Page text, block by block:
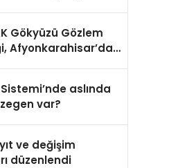
Gökyüzü Gözlem
Afyonkarahisar’da
aslında
var?
ve değişim
düzenlendi